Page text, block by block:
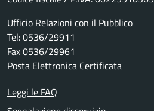
Ufficio Relazioni con il Pubblico
Tel: 0536/29911
Fax 0536/29961
Posta Elettronica Certificata
Leggi le FAQ